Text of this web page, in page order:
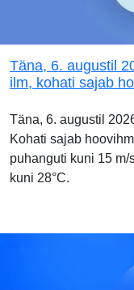
Täna, 6. augustil
ilm, kohati sajab
Täna, 6. augustil
Kohati sajab
puhanguti kuni 15 m/
kuni 28°C.